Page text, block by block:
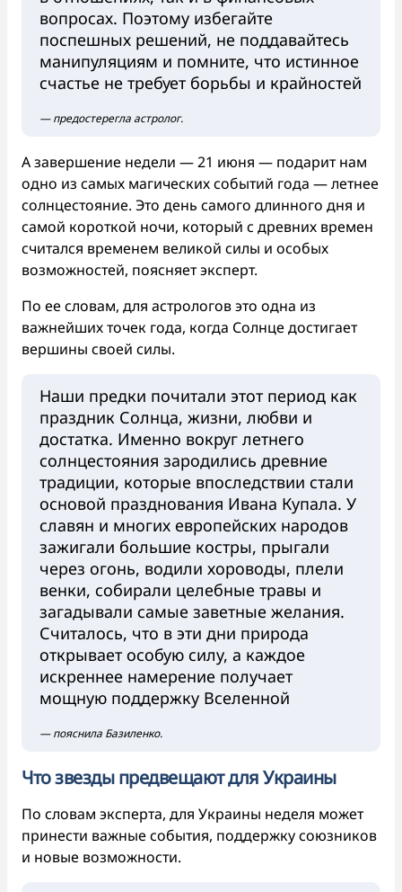
вопросах. Поэтому избегайте
поспешных решений, не поддавайтесь
манипуляциям и помните, что истинное
счастье не требует борьбы и крайностей
— предостерегла астролог.
А завершение недели — 21 июня — подарит нам
одно из самых магических событий года — летнее
солнцестояние. Это день самого длинного дня и
самой короткой ночи, который с древних времен
считался временем великой силы и особых
возможностей, поясняет эксперт.
По ее словам, для астрологов это одна из
важнейших точек года, когда Солнце достигает
вершины своей силы.
Наши предки почитали этот период как
праздник Солнца, жизни, любви и
достатка. Именно вокруг летнего
солнцестояния зародились древние
традиции, которые впоследствии стали
основой празднования Ивана Купала. У
славян и многих европейских народов
зажигали большие костры, прыгали
через огонь, водили хороводы, плели
венки, собирали целебные травы и
загадывали самые заветные желания.
Считалось, что в эти дни природа
открывает особую силу, а каждое
искреннее намерение получает
мощную поддержку Вселенной
— пояснила Базиленко.
Что звезды предвещают для Украины
По словам эксперта, для Украины неделя может
принести важные события, поддержку союзников
и новые возможности.